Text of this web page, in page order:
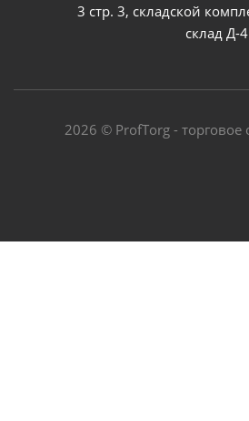
3 стр. 3, складской
склад Д-
2026 © ProfTorg -